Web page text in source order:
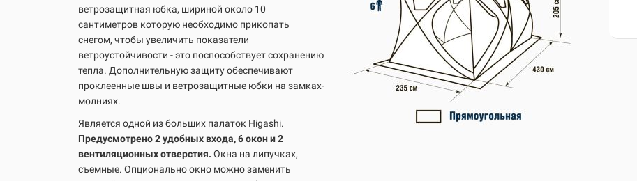
ветрозащитная юбка, шириной около 10
сантиметров которую необходимо прикопать
снегом, чтобы увеличить показатели
ветроустойчивости - это поспособствует сохранению
тепла. Дополнительную защиту обеспечивают
проклеенные швы и ветрозащитные юбки на замках-
молниях.
Является одной из больших палаток Higashi.
Предусмотрено 2 удобных входа, 6 окон и 2
вентиляционных отверстия. Окна на липучках,
съемные. Опционально окно можно заменить